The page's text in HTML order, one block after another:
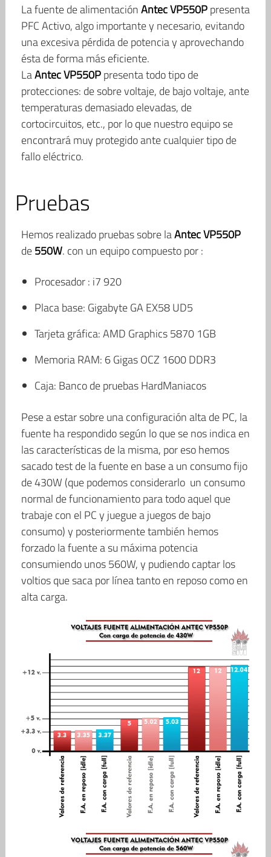
La fuente de alimentaciónAntec VP550Ppresenta
PFC Activo, algo importante y necesario, evitando
una excesiva pérdida de potencia y aprovechando
ésta de forma más eficiente.
LaAntec VP550Ppresenta todo tipo de
protecciones: de sobre voltaje, de bajo voltaje, ante
temperaturas demasiado elevadas, de
cortocircuitos, etc., por lo que nuestro equipo se
encontrará muy protegido ante cualquier tipo de
fallo eléctrico.
Pruebas
Hemos realizado pruebas sobre laAntec VP550P
de550W. con un equipo compuesto por :
Procesador : i7 920
Placa base: Gigabyte GA EX58 UD5
Tarjeta gráfica: AMD Graphics 5870 1GB
Memoria RAM: 6 Gigas OCZ 1600 DDR3
Caja: Banco de pruebas HardManiacos
Pese a estar sobre una configuración alta de PC, la
fuente ha respondido según lo que se nos indica en
las características de la misma, por eso hemos
sacado test de la fuente en base a un consumo fijo
de 430W (que podemos considerarlo un consumo
normal de funcionamiento para todo aquel que
trabaje con el PC y juegue a juegos de bajo
consumo) y posteriormente también hemos
forzado la fuente a su máxima potencia
consumiendo unos 560W, y pudiendo captar los
voltios que saca por línea tanto en reposo como en
alta carga.